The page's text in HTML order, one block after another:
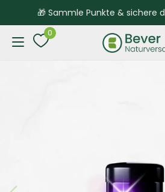
🎁 Sammle Punkte & sichere
0